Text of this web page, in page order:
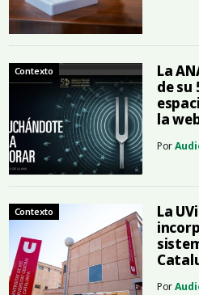
Contexto
La
de su
la
Por
Contexto
La
Por